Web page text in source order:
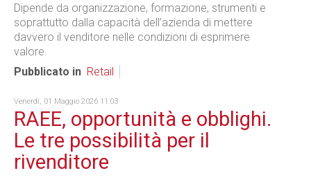
Dipende da organizzazione, formazione, strumenti e
soprattutto dalla capacità dell’azienda di mettere
davvero il venditore nelle condizioni di esprimere
valore.
Pubblicato in Retail
Venerdì, 01 Maggio 2026 11:03
RAEE, opportunità e obblighi.
Le tre possibilità per il
rivenditore